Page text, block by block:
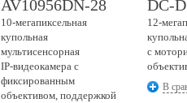
AV10956DN-28
10-мегапиксельная
купольная
мультисенсорная
IP-видеокамера с
фиксированным
объективом, поддержкой
DC-
12-
с
В